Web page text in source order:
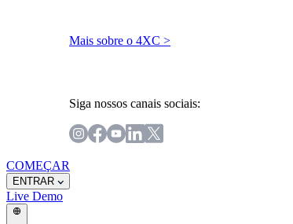
Mais sobre o 4XC >
Siga nossos canais sociais:
COMEÇAR
ENTRAR
Live Demo